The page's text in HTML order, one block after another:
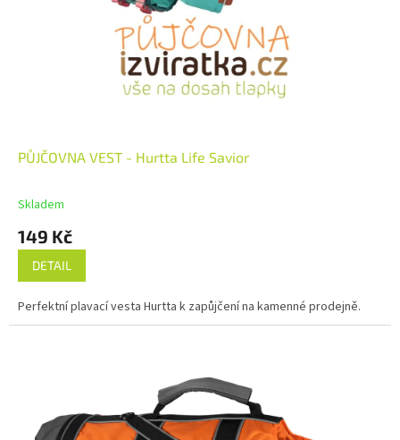
PŮJČOVNA VEST - Hurtta Life Savior
Skladem
149 Kč
DETAIL
Perfektní plavací vesta Hurtta k zapůjčení na kamenné prodejně.